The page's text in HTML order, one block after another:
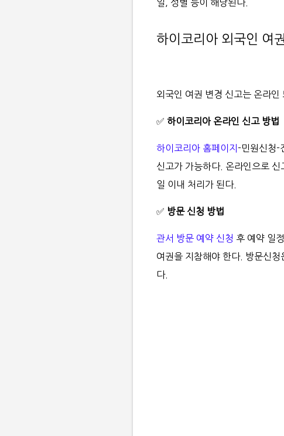
일, 성별 등이 해당된다.
하이코리아 외국인 여
외국인 여권 변경 신고는 온라
✅ 하이코리아 온라인 신고 방법
하이코리아 홈페이지 -민원신청-
신고가 가능하다. 온라인으로
일 이내 처리가 된다.
✅ 방문 신청 방법
관서 방문 예약 신청 후 예약 일
여권을 지참해야 한다. 방문신
다.